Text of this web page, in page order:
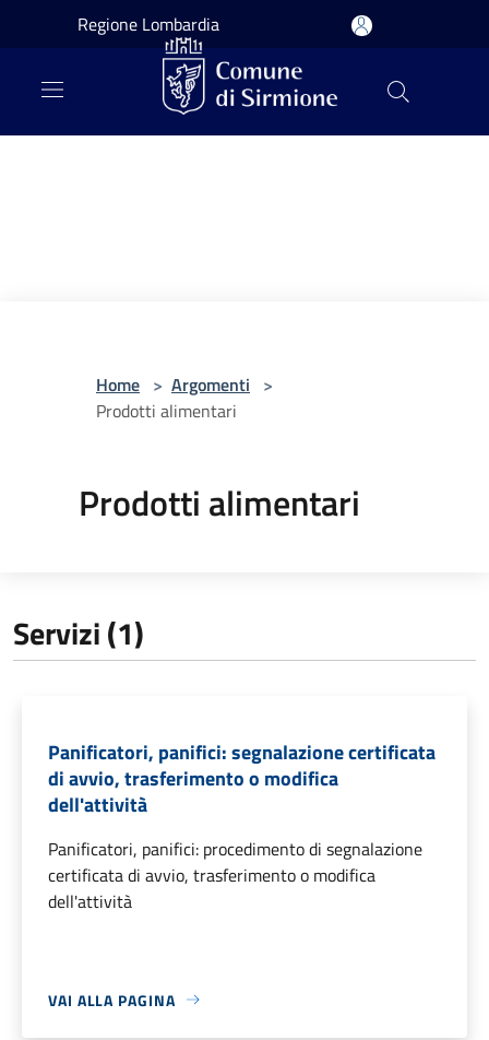
Salta al contenuto principale
Regione Lombardia
Home > Argomenti >
Prodotti alimentari
Prodotti alimentari
Servizi (1)
Panificatori, panifici: segnalazione certificata
di avvio, trasferimento o modifica
dell'attività
Panificatori, panifici: procedimento di segnalazione
certificata di avvio, trasferimento o modifica
dell'attività
VAI ALLA PAGINA